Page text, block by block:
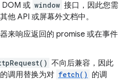
DOM 或 window 接口，因此您需
他 API 或屏幕外文档中。
来响应返回的 promise 或在事件
不向后兼容，因此
调用替换为对 fetch() 的调